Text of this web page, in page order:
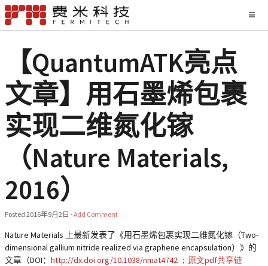
【QuantumATK亮点
文章】用石墨烯包裹
实现二维氮化镓
（Nature Materials,
2016）
Posted 2016年9月2日 · Add Comment
Nature Materials 上最新发表了《用石墨烯包裹实现二维氮化镓（Two-
dimensional gallium nitride realized via graphene encapsulation）》的
文章（DOI： http://dx.doi.org/10.1038/nmat4742 ； 原文pdf共享链